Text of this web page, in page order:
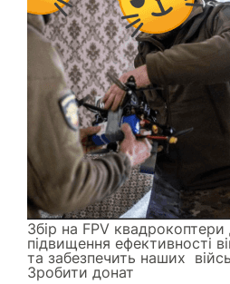
Збір на FPV
підвищення ефективності
та забезпечить наших
Зробити донат